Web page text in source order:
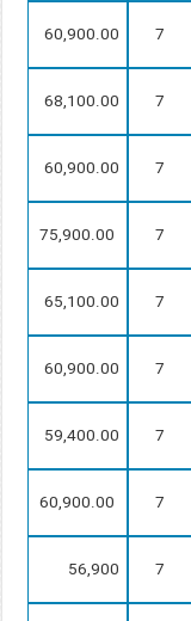
7
60,900.00
7
68,100.00
7
60,900.00
7
75,900.00
7
65,100.00
7
60,900.00
7
59,400.00
7
60,900.00
7
56,900